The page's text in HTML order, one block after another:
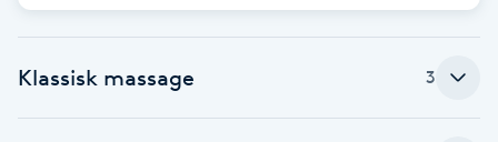
Brynformning
Klassisk massage 3